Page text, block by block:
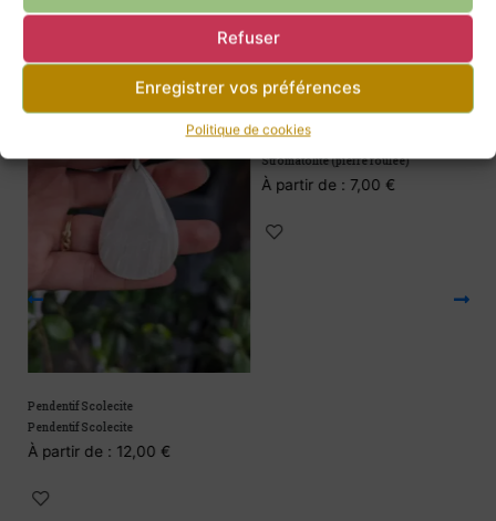
Refuser
Enregistrer vos préférences
Politique de cookies
Tu pourrais apprécier ces articles
Pendentif Scolecite
Pendentif Scolecite
À partir de : 12,00€
Stromatolite (pierre roulée)
Stromatolite (pierre roulée)
À partir de : 7,00€